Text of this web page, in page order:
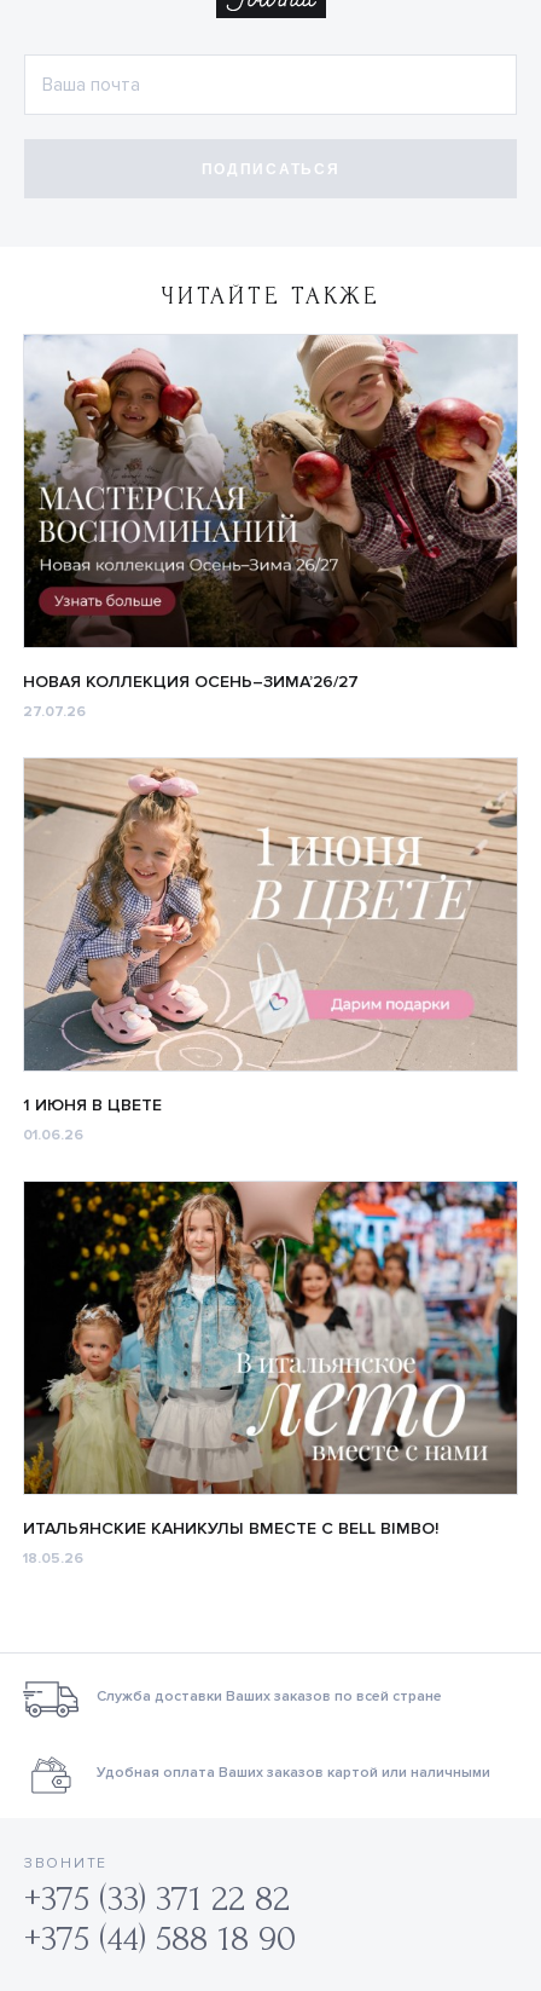
ПОДПИСАТЬСЯ
ЧИТАЙТЕ ТАКЖЕ
27.07.26
НОВАЯ КОЛЛЕКЦИЯ ОСЕНЬ–ЗИМА’26/27
01.06.26
1 ИЮНЯ В ЦВЕТЕ
18.05.26
ИТАЛЬЯНСКИЕ КАНИКУЛЫ ВМЕСТЕ С BELL BIMBO!
Служба доставки Ваших заказов по всей стране
Удобная оплата Ваших заказов картой или наличными
ЗВОНИТЕ
+375 (33) 371 22 82
+375 (44) 588 18 90